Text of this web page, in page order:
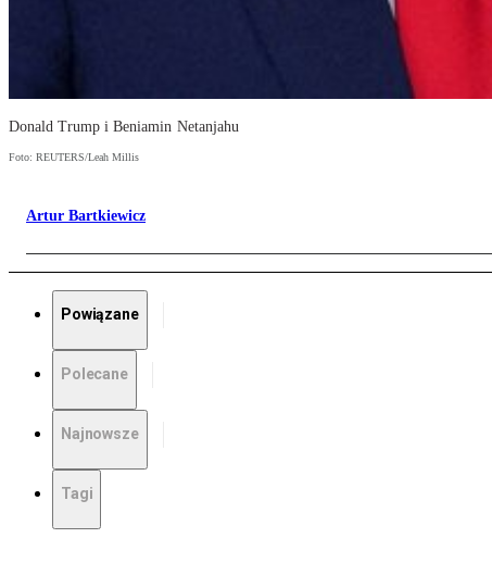
Donald Trump i Beniamin Netanjahu
Foto: REUTERS/Leah Millis
Artur Bartkiewicz
Powiązane
Polecane
Najnowsze
Tagi